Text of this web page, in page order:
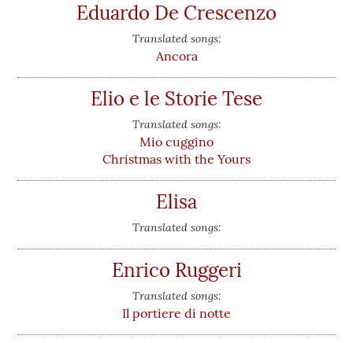
Eduardo De Crescenzo
Translated songs:
Ancora
Elio e le Storie Tese
Translated songs:
Mio cuggino
Christmas with the Yours
Elisa
Translated songs:
Enrico Ruggeri
Translated songs:
Il portiere di notte